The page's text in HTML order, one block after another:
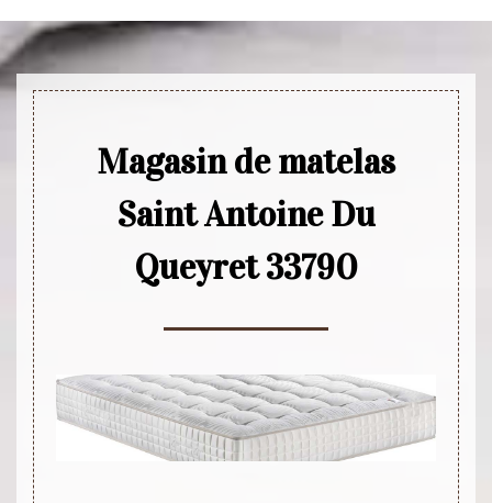
Magasin de matelas
Saint Antoine Du
Queyret 33790